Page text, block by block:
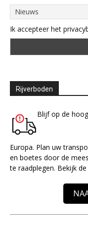
Ik accepteer het
Rijverboden
Blijf op de
Europa. Plan uw
en boetes door de
te raadplegen. Bekijk